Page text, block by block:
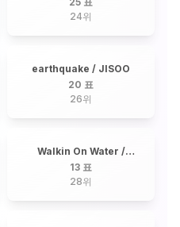
24위
earthquake / JISOO
20 표
26위
Walkin On Water /
Stray Kids
13 표
28위